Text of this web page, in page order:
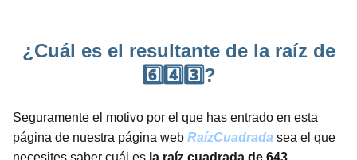
¿Cuál es el resultante de la raíz de
6️⃣4️⃣3️⃣?
Seguramente el motivo por el que has entrado en esta
página de nuestra página web RaízCuadrada sea el que